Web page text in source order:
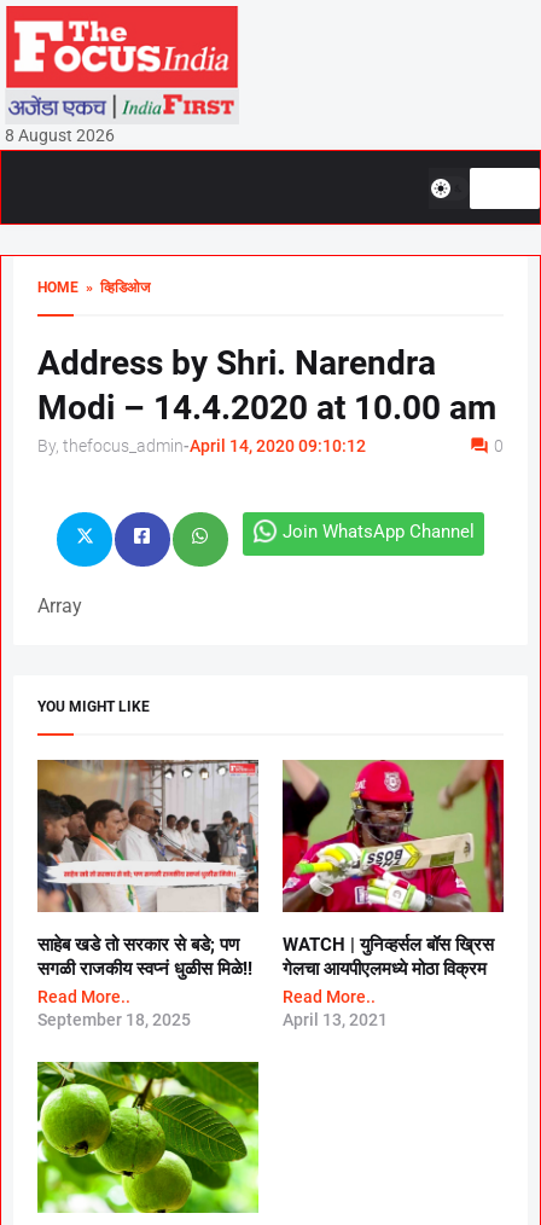
8 August 2026
HOME » व्हिडिओज
Address by Shri. Narendra
Modi – 14.4.2020 at 10.00 am
By, thefocus_admin-April 14, 2020 09:10:12 0
Join WhatsApp Channel
Array
YOU MIGHT LIKE
साहेब खडे तो सरकार से बडे; पण
सगळी राजकीय स्वप्नं धुळीस मिळे!!
Read More..
September 18, 2025
WATCH | युनिव्हर्सल बॉस ख्रिस
गेलचा आयपीएलमध्ये मोठा विक्रम
Read More..
April 13, 2021